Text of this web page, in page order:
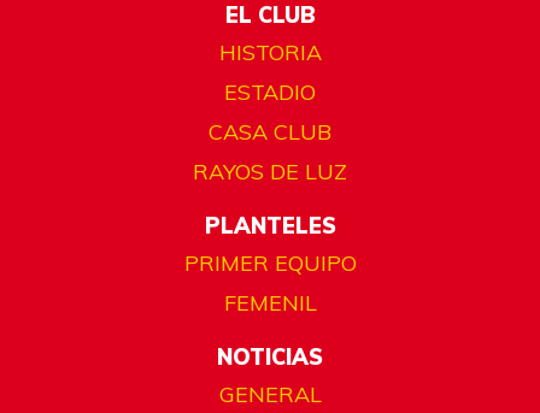
EL CLUB
HISTORIA
ESTADIO
CASA CLUB
RAYOS DE LUZ
PLANTELES
PRIMER EQUIPO
FEMENIL
NOTICIAS
GENERAL